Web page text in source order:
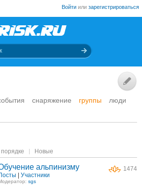
Войти или зарегистрироваться
снаряжение группы
люди
Новые
1474
альпинизму
Участники
sgs